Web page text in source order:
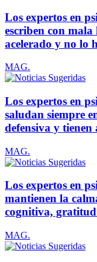
Los expertos en
escriben con mala
acelerado y no lo
MAG.
Los expertos en
saludan siempre
defensiva y tienen
MAG.
Los expertos en
mantienen la
cognitiva,
MAG.